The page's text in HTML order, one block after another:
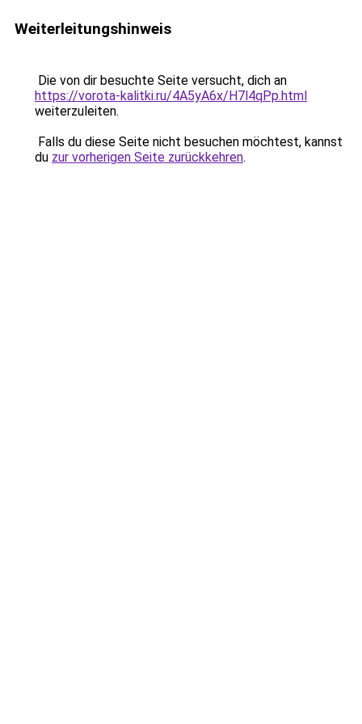
Weiterleitungshinweis
Die von dir besuchte Seite versucht, dich an
https://vorota-kalitki.ru/4A5yA6x/H7l4qPp.html
weiterzuleiten.
Falls du diese Seite nicht besuchen möchtest, kannst
du zur vorherigen Seite zurückkehren.